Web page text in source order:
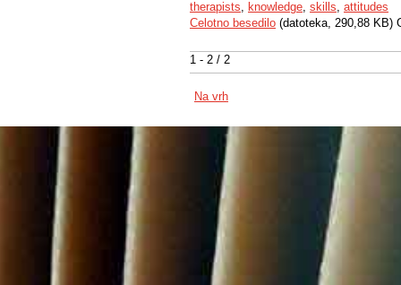
1 - 2 / 2
therapists, knowledge, skills, attitudes
Celotno besedilo (datoteka, 290,88 KB)
Na vrh